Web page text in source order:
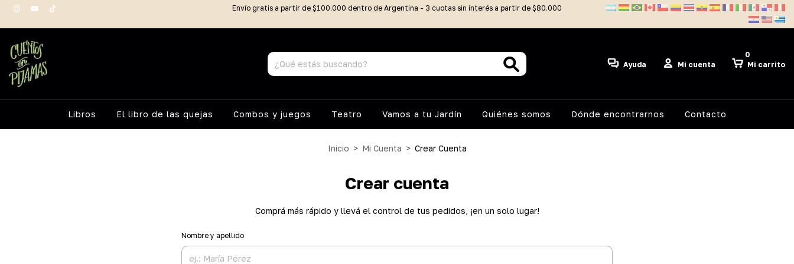
Envío gratis a partir de $100.000 dentro de Argentina - 3 cuotas sin interés a partir de $80.000
Ayuda Mi cuenta Mi carrito
0
Libros El libro de las quejas Combos y juegos Teatro Vamos a tu Jardín Quiénes somos Dónde encontrarnos Contacto
Inicio > Mi Cuenta > Crear Cuenta
Crear cuenta
Comprá más rápido y llevá el control de tus pedidos, ¡en un solo lugar!
Nombre y apellido